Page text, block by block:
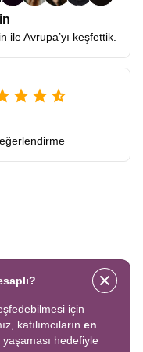
ile Avrupa’yı keşfettik.
için
katılımcıların en
yaşaması hedefiyle